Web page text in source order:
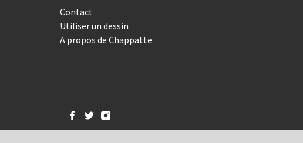
Contact
Utiliser un dessin
A propos de Chappatte